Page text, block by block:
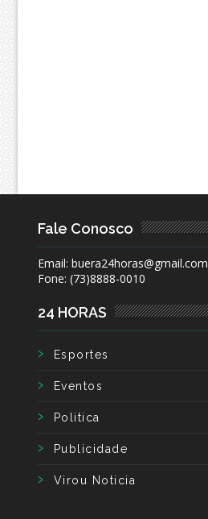
Fale Conosco
Email: buera24horas@gmail.com
Fone: (73)8888-0010
24 HORAS
Esportes
Eventos
Politica
Publicidade
Virou Noticia